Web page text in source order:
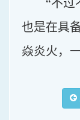
“不
也是在具
焱炎火，